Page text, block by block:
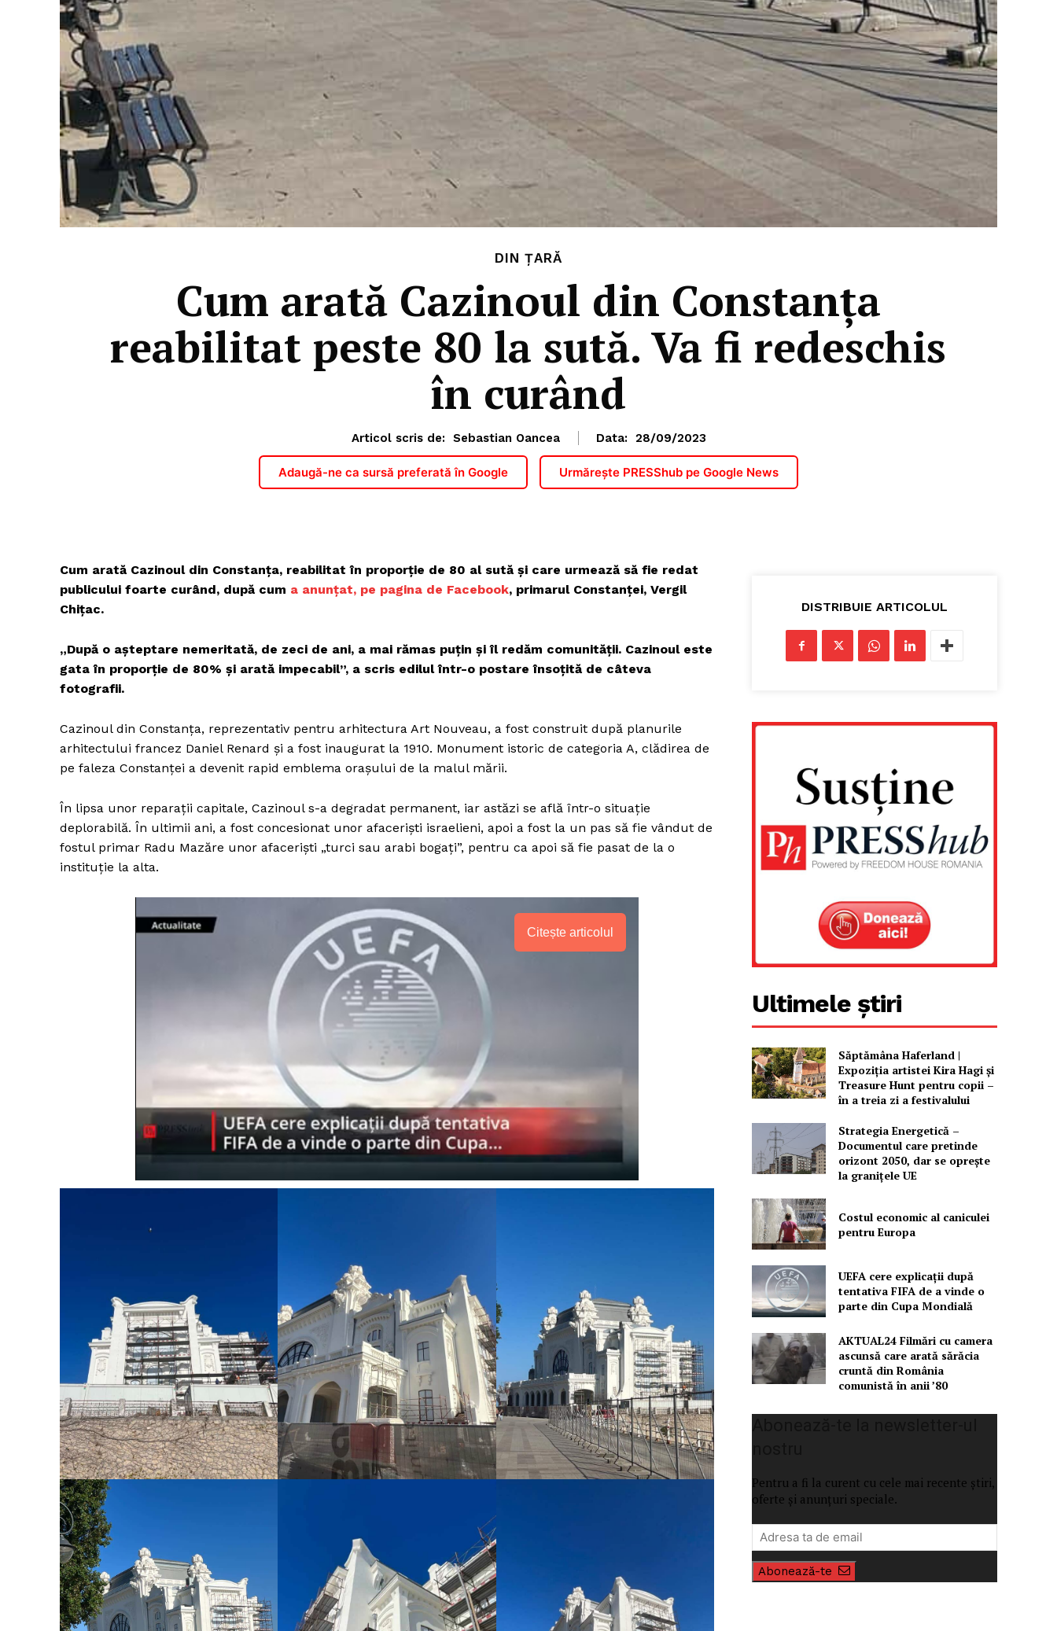
Un proiect
FREEDOM HOUSE
Proiecte editoriale
DIN ȚARĂ
Cum arată Cazinoul din Constanța
reabilitat peste 80 la sută. Va fi redeschis
în curând
Articol scris de: Sebastian Oancea Data: 28/09/2023
Adaugă-ne ca sursă preferată în Google Urmărește PRESShub pe Google News
Cum arată Cazinoul din Constanța, reabilitat în proporție de 80 al sută și care urmează să fie redat
publicului foarte curând, după cum a anunțat, pe pagina de Facebook, primarul Constanței, Vergil
Chițac.
„După o așteptare nemeritată, de zeci de ani, a mai rămas puțin și îl redăm comunității. Cazinoul este
gata în proporție de 80% și arată impecabil”, a scris edilul într-o postare însoțită de câteva
fotografii.
Cazinoul din Constanța, reprezentativ pentru arhitectura Art Nouveau, a fost construit după planurile
arhitectului francez Daniel Renard și a fost inaugurat la 1910. Monument istoric de categoria A, clădirea de
pe faleza Constanței a devenit rapid emblema orașului de la malul mării.
În lipsa unor reparații capitale, Cazinoul s-a degradat permanent, iar astăzi se află într-o situație
deplorabilă. În ultimii ani, a fost concesionat unor afaceriști israelieni, apoi a fost la un pas să fie vândut de
fostul primar Radu Mazăre unor afaceriști „turci sau arabi bogați”, pentru ca apoi să fie pasat de la o
instituție la alta.
Citește articolul
DISTRIBUIE ARTICOLUL
Ultimele știri
Săptămâna Haferland |
Expoziţia artistei Kira Hagi şi
Treasure Hunt pentru copii –
în a treia zi a festivalului
Strategia Energetică –
Documentul care pretinde
orizont 2050, dar se oprește
la granițele UE
Costul economic al caniculei
pentru Europa
UEFA cere explicații după
tentativa FIFA de a vinde o
parte din Cupa Mondială
AKTUAL24 Filmări cu camera
ascunsă care arată sărăcia
cruntă din România
comunistă în anii ’80
Pentru a fi la curent cu cele mai recente știri,
oferte și anunțuri speciale.
Abonează-te